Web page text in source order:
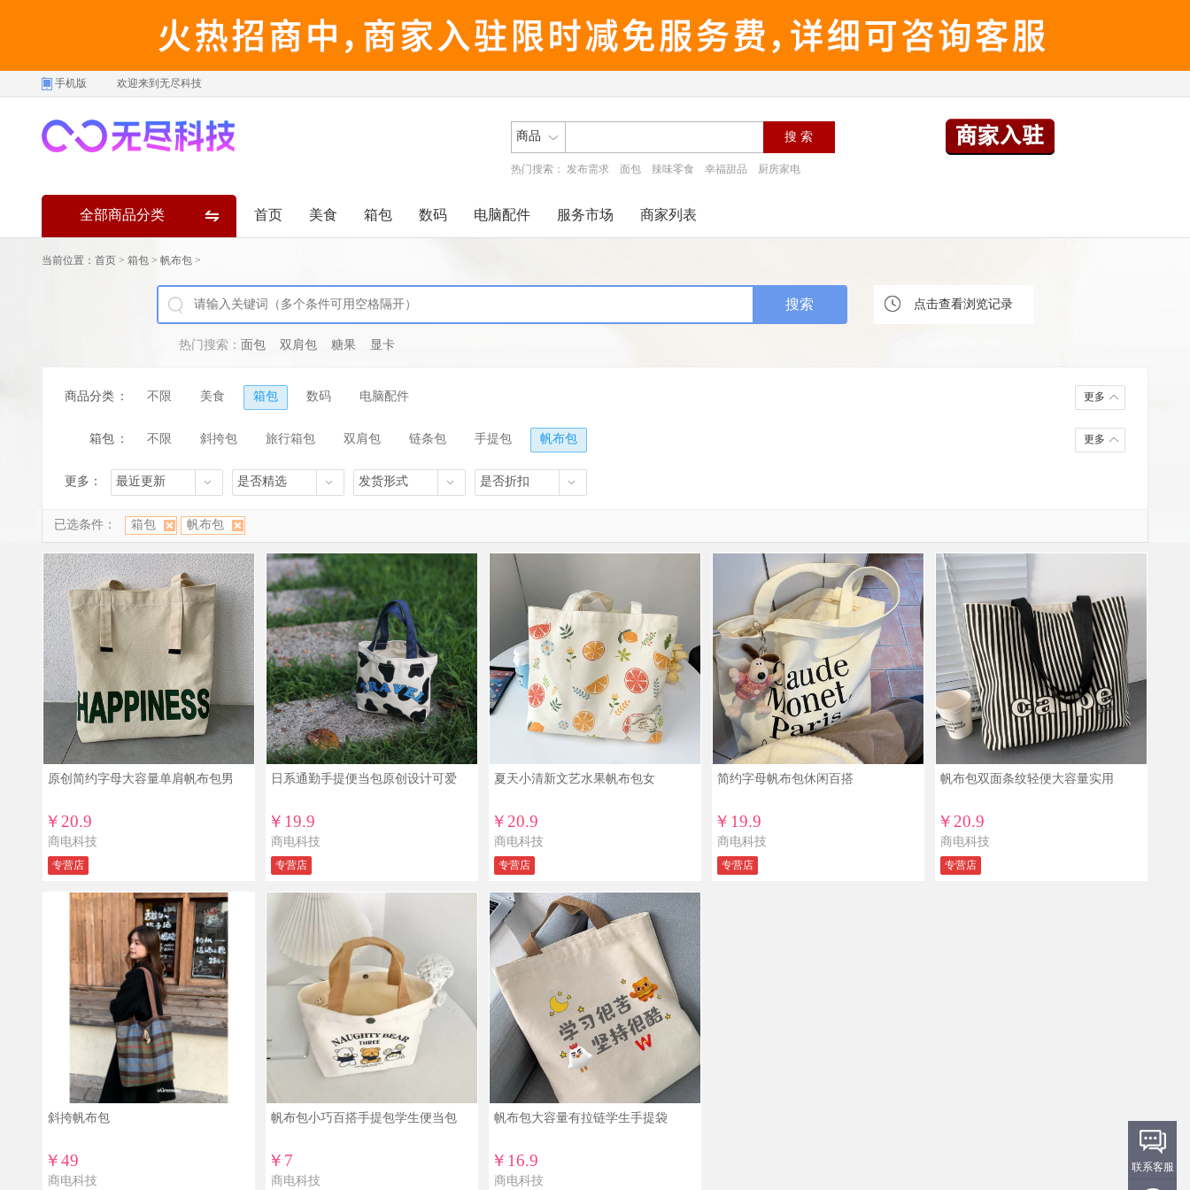
手机版 欢迎来到无尽科技
商品
热门搜索： 发布需求 面包 辣味零食 幸福甜品 厨房家电
全部商品分类 首页 美食 箱包 数码 电脑配件 服务市场 商家列表
当前位置： 首页 > 箱包 > 帆布包 >
点击查看浏览记录
热门搜索： 面包 双肩包 糖果 显卡
商品分类 ： 不限 美食 箱包 数码 电脑配件 更多
箱包 ： 不限 斜挎包 旅行箱包 双肩包 链条包 手提包 帆布包 更多
更多： 最近更新 是否精选 发货形式 是否折扣
已选条件： 箱包 帆布包
原创简约字母大容量单肩帆布包男
￥20.9
商电科技
专营店
日系通勤手提便当包原创设计可爱
￥19.9
商电科技
专营店
夏天小清新文艺水果帆布包女
￥20.9
商电科技
专营店
简约字母帆布包休闲百搭
￥19.9
商电科技
专营店
帆布包双面条纹轻便大容量实用
￥20.9
商电科技
专营店
斜挎帆布包
￥49
商电科技
帆布包小巧百搭手提包学生便当包
￥7
商电科技
帆布包大容量有拉链学生手提袋
￥16.9
商电科技
联系客服